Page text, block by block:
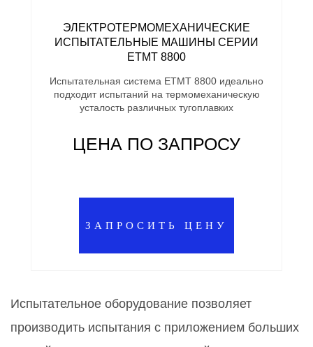
ЭЛЕКТРОТЕРМОМЕХАНИЧЕСКИЕ
ИСПЫТАТЕЛЬНЫЕ МАШИНЫ СЕРИИ
ETMT 8800
Испытательная система ETMT 8800 идеально
подходит испытаний на термомеханическую
усталость различных тугоплавких
ЦЕНА ПО ЗАПРОСУ
ЗАПРОСИТЬ ЦЕНУ
Испытательное оборудование позволяет
производить испытания с приложением больших